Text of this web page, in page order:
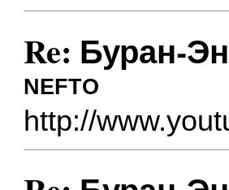
Re: Буран-
NEFTO
http://